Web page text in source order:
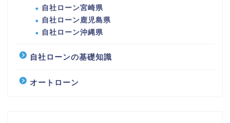
自社ローン宮崎県
自社ローン鹿児島県
自社ローン沖縄県
自社ローンの基礎知識
オートローン